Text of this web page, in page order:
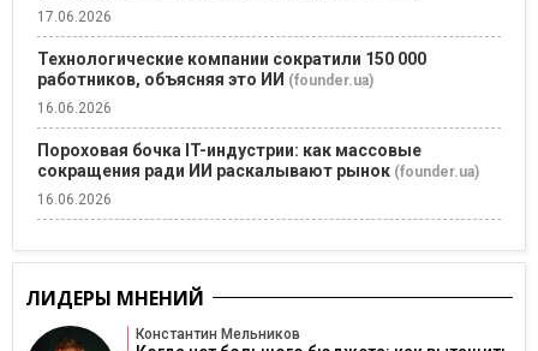
17.06.2026
Технологические компании сократили 150 000
работников, объясняя это ИИ (founder.ua)
16.06.2026
Пороховая бочка IT-индустрии: как массовые
сокращения ради ИИ раскалывают рынок (founder.ua)
16.06.2026
ЛИДЕРЫ МНЕНИЙ
Константин Мельников